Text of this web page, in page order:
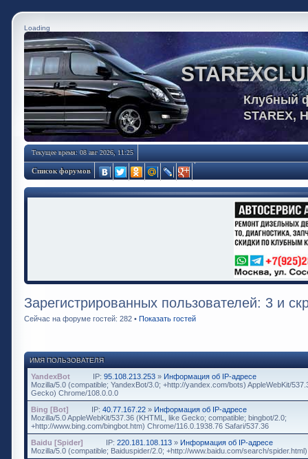
Loading
Клубный
STAREX,
Текущее время: 08 авг 2026, 11:25
Список форумов
Зарегистрированных пользователей: 3 и
Сейчас на форуме гостей: 282 • Показать гостей
ИМЯ ПОЛЬЗОВАТЕЛЯ
YandexBot IP: 95.108.213.253 » Информация об IP-адресе
Mozilla/5.0 (compatible; YandexBot/3.0; +http://yandex.com/bots) AppleWebKit/
Gecko) Chrome/108.0.0.0
Bing [Bot]
IP: 40.77.167.22 » Информация об IP-адресе
Mozilla/5.0 AppleWebKit/537.36 (KHTML, like Gecko; compatible; bingbot/2.0;
+http://www.bing.com/bingbot.htm) Chrome/116.0.1938.76 Safari/537.36
Baidu [Spider]
IP: 220.181.108.113 » Информация об IP-адресе
Mozilla/5.0 (compatible; Baiduspider/2.0; +http://www.baidu.com/search/spider.html)